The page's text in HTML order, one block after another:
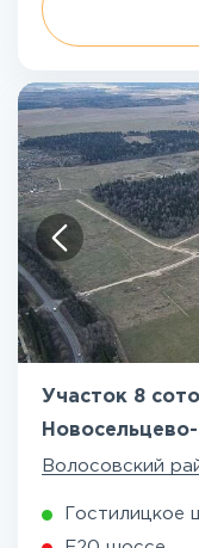
Участок 8
Волосовский
Гостилицкое